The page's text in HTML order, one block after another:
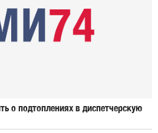
о подтоплениях в диспетчерскую